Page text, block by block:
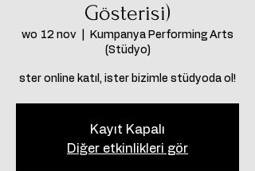
Gösterisi)
wo 12 nov
Kumpanya Performing Arts
(Stüdyo)
ster online katıl, ister bizimle stüdyoda ol!
Kayıt Kapalı
Diğer etkinlikleri gör